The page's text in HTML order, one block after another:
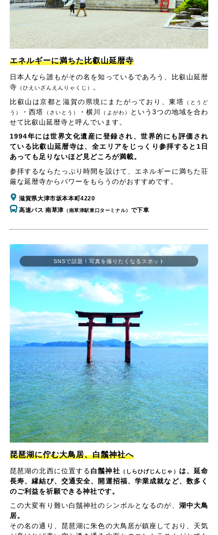
エネルギーに満ちた比叡山延暦寺
日本人なら誰もがその名を知っているであろう、比叡山延暦
寺 （ひえいざんえんりゃくじ） 。
比叡山は京都と滋賀の県境にまたがっており、東塔
（とうど
う）
・西塔 （さいとう） ・横川 （よがわ）
という3つの地域を合わ
せて比叡山延暦寺と呼んでいます。
1994年には世界文化遺産に登録され、世界的にも評価され
ている比叡山延暦寺は、全エリアをじっくり参拝すると1日
あっても足りないほど見どころが満載。
参拝するならたっぷり時間を設けて、エネルギーに満ちた荘
厳な延暦寺からパワーをもらうのがおすすめです。
滋賀県大津市坂本本町4220
高速バス 南草津 （南草津駅東口ターミナル） で下車
琵琶湖に佇む大鳥居、白鬚神社へ
琵琶湖の北西に位置する白鬚神社 （しらひげじんじゃ）
は、延命
長寿、縁結び、交通安全、開運招福、学業成就など、数多く
のご利益を祈願できる神社です。
この大変有り難い白鬚神社のシンボルとなるのが、 湖中大鳥
居。
その名の通り、琵琶湖に朱色の大鳥居が鎮座しており、天気
SNSで話題！写真を撮りたくなるスポット